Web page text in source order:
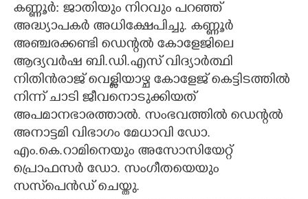
LITERATURE
CONTACT US
കണ്ണൂർ: ജാതിയും നിറവും പറഞ്ഞ്
അദ്ധ്യാപകർ അധിക്ഷേപിച്ചു. കണ്ണൂർ
അഞ്ചരക്കണ്ടി ഡെന്റൽ കോളേജിലെ
ആദ്യവർഷ ബി.ഡി.എസ് വിദ്യാർത്ഥി
നിതിൻരാജ് വെള്ളിയാഴ്ച കോളേജ് കെട്ടിടത്തിൽ
നിന്ന് ചാടി ജീവനൊടുക്കിയത്
അപമാനഭാരത്താൽ. സംഭവത്തിൽ ഡെന്റൽ
അനാട്ടമി വിഭാഗം മേധാവി ഡോ.
എം.കെ.റാമിനെയും അസോസിയേറ്റ്
പ്രൊഫസർ ഡോ. സംഗീതയെയും
സസ്‌പെൻഡ് ചെയ്തു.